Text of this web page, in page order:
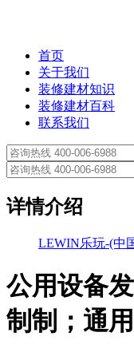
首页
关于我们
装修建材知识
装修建材百科
联系我们
详情介绍
LEWIN乐玩-(中
公用设备
制制；通